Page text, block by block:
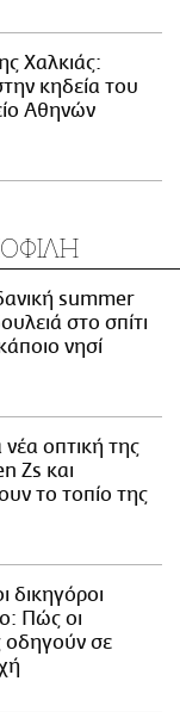
Χαλκιάς:
κηδεία του
Αθηνών
summer
στο σπίτι
νησί
οπτική της
Zs και
το τοπίο της
δικηγόροι
Πώς οι
οδηγούν σε